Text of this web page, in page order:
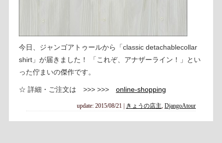
今日、ジャンゴアトゥールから「classic detachablecollar
shirt」が届きました！ 「これぞ、アナザーライン！」とい
った佇まいの傑作です。
☆ 詳細・ご注文は >>> >>> online-shopping
update: 2015/08/21 | きょうの店主 ,DjangoAtour